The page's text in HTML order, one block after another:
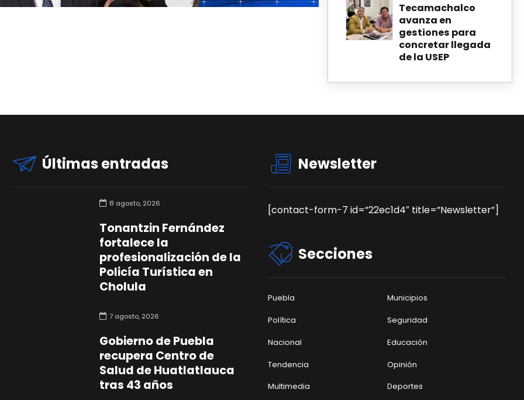
Tecamachalco
avanza en
gestiones para
concretar llegada
de la USEP
Últimas entradas
8 agosto, 2026
Tonantzin Fernández
fortalece la
profesionalización de la
Policía Turística en
Cholula
7 agosto, 2026
Gobierno de Puebla
recupera Centro de
Salud de Huatlatlauca
tras 43 años
Newsletter
[contact-form-7 id=”22ec1d4″ title=”Newsletter”]
Secciones
Puebla
Municipios
Política
Seguridad
Nacional
Educación
Tendencia
Opinión
Multimedia
Deportes